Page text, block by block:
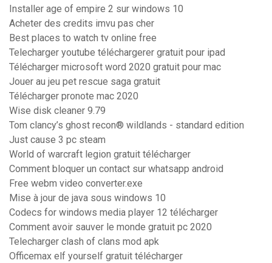
Installer age of empire 2 sur windows 10
Acheter des credits imvu pas cher
Best places to watch tv online free
Telecharger youtube téléchargerer gratuit pour ipad
Télécharger microsoft word 2020 gratuit pour mac
Jouer au jeu pet rescue saga gratuit
Télécharger pronote mac 2020
Wise disk cleaner 9.79
Tom clancy’s ghost recon® wildlands - standard edition
Just cause 3 pc steam
World of warcraft legion gratuit télécharger
Comment bloquer un contact sur whatsapp android
Free webm video converter.exe
Mise à jour de java sous windows 10
Codecs for windows media player 12 télécharger
Comment avoir sauver le monde gratuit pc 2020
Telecharger clash of clans mod apk
Officemax elf yourself gratuit télécharger